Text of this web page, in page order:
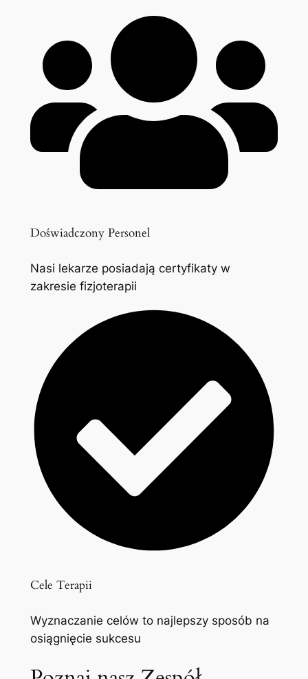
Doświadczony Personel
Nasi lekarze posiadają certyfikaty w
zakresie fizjoterapii
Cele Terapii
Wyznaczanie celów to najlepszy sposób na
osiągnięcie sukcesu